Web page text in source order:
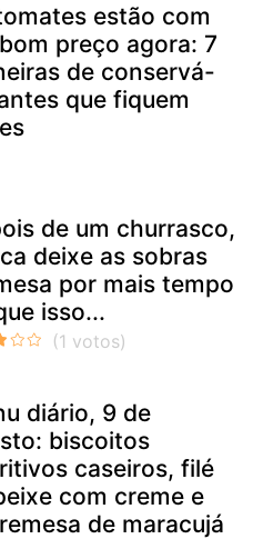
estão com
preço agora: 7
de conservá-
que fiquem
de um churrasco,
deixe as sobras
por mais tempo
isso...
diário, 9 de
biscoitos
caseiros, filé
com creme e
de maracujá